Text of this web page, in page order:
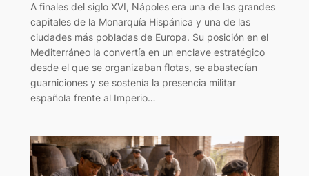
A finales del siglo XVI, Nápoles era una de las grandes
capitales de la Monarquía Hispánica y una de las
ciudades más pobladas de Europa. Su posición en el
Mediterráneo la convertía en un enclave estratégico
desde el que se organizaban flotas, se abastecían
guarniciones y se sostenía la presencia militar
española frente al Imperio…